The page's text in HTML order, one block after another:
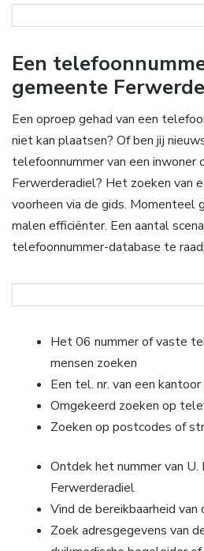
Een
gemeente
Een oproep gehad van een
niet kan plaatsen? Of ben jij
telefoonnummer van een inwoner
Ferwerderadiel? Het zoeken van
voorheen via de gids. Momenteel
malen efficiënter. Een aantal
telefoonnummer-database te
Het 06 nummer of vaste
mensen zoeken
Een tel. nr. van een
Omgekeerd zoeken op
Zoeken op postcodes of
Ontdek het nummer van U.
Ferwerderadiel
Vind de bereikbaarheid
Zoek adresgegevens van